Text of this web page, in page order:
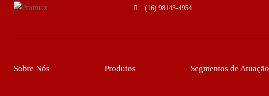
(16) 98143-4954
Sobre Nós Produtos Segmentos de Atuação